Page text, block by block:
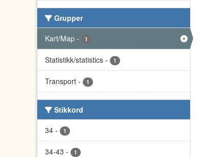
Grupper
Kart/Map - 1
Statistikk/statistics - 1
Transport - 1
Stikkord
34 - 1
34-43 - 1